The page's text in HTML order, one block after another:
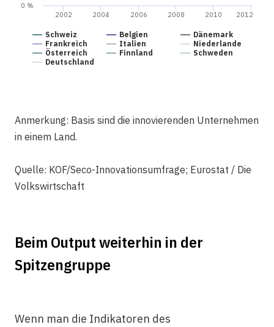
Schweiz Belgien
Dänemark
Frankreich
Italien
Niederlande
Österreich
Finnland
Schweden
Deutschland
2002 2004 2006 2008 2010 2012
0 %
Anmerkung: Basis sind die innovierenden Unternehmen
in einem Land.
Quelle: KOF/Seco-Innovationsumfrage; Eurostat / Die
Volkswirtschaft
Beim Output weiterhin in der
Spitzengruppe
Wenn man die Indikatoren des